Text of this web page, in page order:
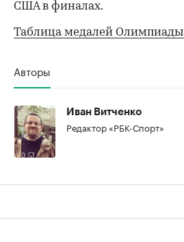
США в финалах.
Таблица медалей Олимпиады
Авторы
Иван Витченко
Редактор «РБК-Спорт»